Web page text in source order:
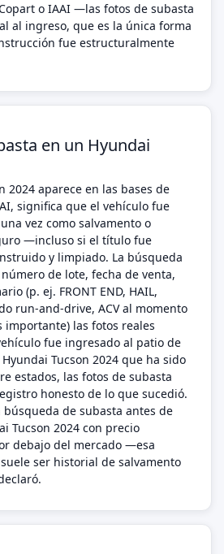
o IAAI —las fotos de subasta
al ingreso, que es la única forma
fue estructuralmente
en un Hyundai
2024 aparece en las bases de
significa que el vehículo fue
vez como salvamento o
—incluso si el título fue
y limpiado. La búsqueda
de lote, fecha de venta,
(p. ej. FRONT END, HAIL,
run-and-drive, ACV al momento
importante) las fotos reales
fue ingresado al patio de
Tucson 2024 que ha sido
estados, las fotos de subasta
honesto de lo que sucedió.
de subasta antes de
Tucson 2024 con precio
debajo del mercado —esa
ser historial de salvamento